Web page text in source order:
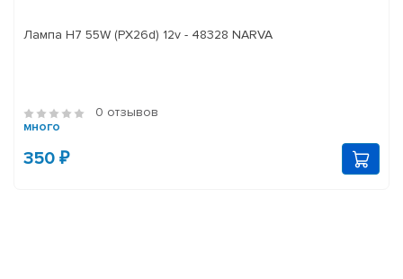
Лампа H7 55W (PX26d) 12v - 48328 NARVA
0 отзывов
много
350 ₽